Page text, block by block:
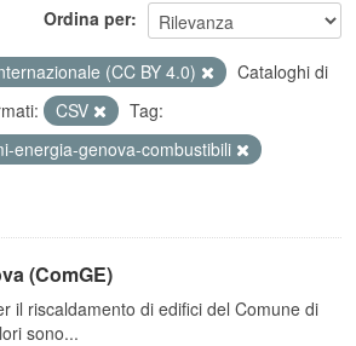
Ordina per
(CC BY 4.0)
Cataloghi di
CSV
Tag:
energia-genova-combustibili
(ComGE)
il riscaldamento di edifici del Comune di
sono...